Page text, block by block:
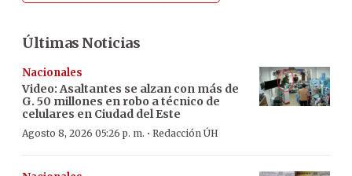
Últimas Noticias
Nacionales
Video: Asaltantes se alzan con más de
G. 50 millones en robo a técnico de
celulares en Ciudad del Este
Agosto 8, 2026 05:26 p. m. · Redacción ÚH